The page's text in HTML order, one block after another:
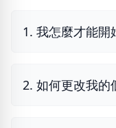
1. 我怎麼才能開
2. 如何更改我的